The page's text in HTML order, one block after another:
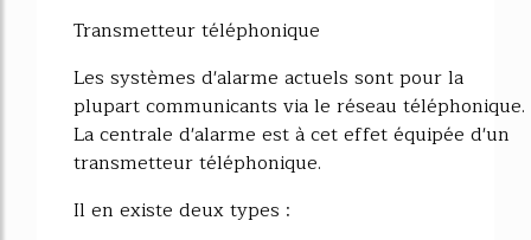
Transmetteur téléphonique
Les systèmes d'alarme actuels sont pour la
plupart communicants via le réseau téléphonique.
La centrale d'alarme est à cet effet équipée d'un
transmetteur téléphonique.
Il en existe deux types :